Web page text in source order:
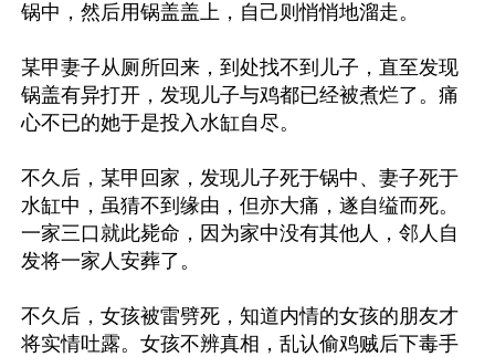
锅中，然后用锅盖盖上，自己则悄悄地溜走。
某甲妻子从厕所回来，到处找不到儿子，直至发现
锅盖有异打开，发现儿子与鸡都已经被煮烂了。痛
心不已的她于是投入水缸自尽。
不久后，某甲回家，发现儿子死于锅中、妻子死于
水缸中，虽猜不到缘由，但亦大痛，遂自缢而死。
一家三口就此毙命，因为家中没有其他人，邻人自
发将一家人安葬了。
不久后，女孩被雷劈死，知道内情的女孩的朋友才
将实情吐露。女孩不辨真相，乱认偷鸡贼后下毒手